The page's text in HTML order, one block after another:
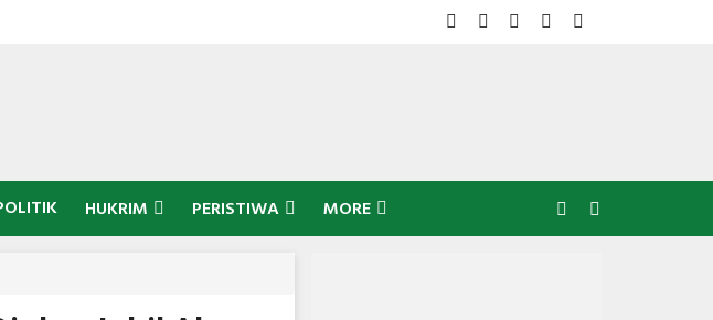
HUKRIM PERISTIWA MORE